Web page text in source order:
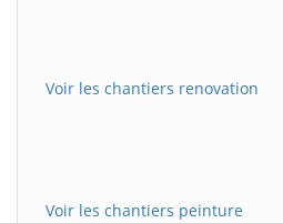
Voir les chantiers renovation
Voir les chantiers peinture